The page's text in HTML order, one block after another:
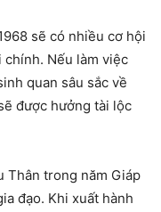
sẽ có nhiều cơ hội
Nếu làm việc
quan sâu sắc về
được hưởng tài lộc
Thân trong năm Giáp
đạo. Khi xuất hành